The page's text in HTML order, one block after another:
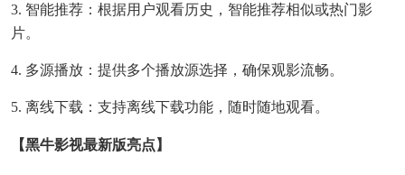
3. 智能推荐：根据用户观看历史，智能推荐相似或热门影
片。
4. 多源播放：提供多个播放源选择，确保观影流畅。
5. 离线下载：支持离线下载功能，随时随地观看。
【黑牛影视最新版亮点】